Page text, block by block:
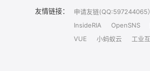
友情链接： 申请友链(QQ:597244065）
InsideRIA
OpenSNS
VUE
小蚂蚁云 工业